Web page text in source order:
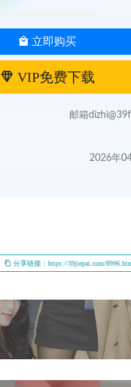
立即购买
VIP免费下载
邮箱
2026年
分享链接：https://39jiepai.com/